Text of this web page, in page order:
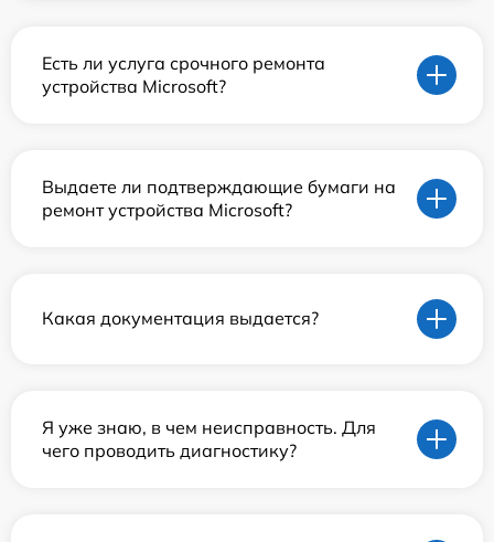
Есть ли услуга срочного ремонта
устройства Microsoft?
Выдаете ли подтверждающие бумаги на
ремонт устройства Microsoft?
Какая документация выдается?
Я уже знаю, в чем неисправность. Для
чего проводить диагностику?